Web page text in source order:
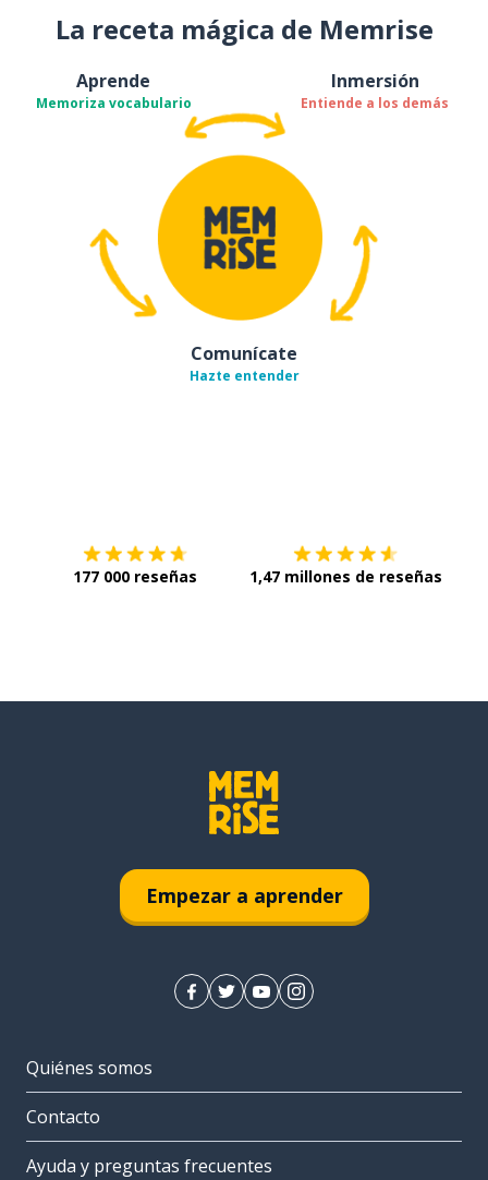
La receta mágica de Memrise
Aprende
Memoriza vocabulario
Inmersión
Entiende a los demás
Comunícate
Hazte entender
177 000 reseñas 1,47 millones de reseñas
Empezar a aprender
Quiénes somos
Contacto
Ayuda y preguntas frecuentes